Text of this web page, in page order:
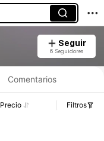
Seguir
6 Seguidores
Comentarios
Precio Filtros